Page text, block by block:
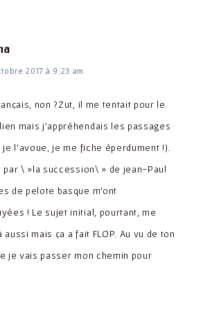
dit :
2017 à 9:23 am
non ?Zut, il me tentait pour le
mais j'appréhendais les passages
l'avoue, je me fiche éperdument !).
par \ »la succession\ » de jean-Paul
de pelote basque m'ont
! Le sujet initial, pourtant, me
mais ça a fait FLOP. Au vu de ton
je vais passer mon chemin pour